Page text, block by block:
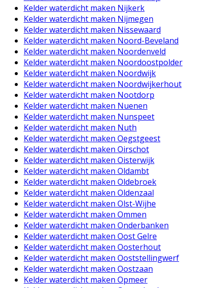
Kelder waterdicht maken Nijkerk
Kelder waterdicht maken Nijmegen
Kelder waterdicht maken Nissewaard
Kelder waterdicht maken Noord-Beveland
Kelder waterdicht maken Noordenveld
Kelder waterdicht maken Noordoostpolder
Kelder waterdicht maken Noordwijk
Kelder waterdicht maken Noordwijkerhout
Kelder waterdicht maken Nootdorp
Kelder waterdicht maken Nuenen
Kelder waterdicht maken Nunspeet
Kelder waterdicht maken Nuth
Kelder waterdicht maken Oegstgeest
Kelder waterdicht maken Oirschot
Kelder waterdicht maken Oisterwijk
Kelder waterdicht maken Oldambt
Kelder waterdicht maken Oldebroek
Kelder waterdicht maken Oldenzaal
Kelder waterdicht maken Olst-Wijhe
Kelder waterdicht maken Ommen
Kelder waterdicht maken Onderbanken
Kelder waterdicht maken Oost Gelre
Kelder waterdicht maken Oosterhout
Kelder waterdicht maken Ooststellingwerf
Kelder waterdicht maken Oostzaan
Kelder waterdicht maken Opmeer